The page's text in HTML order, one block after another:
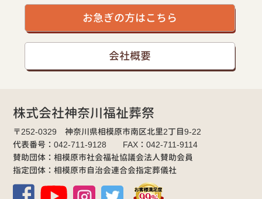
お急ぎの方はこちら
会社概要
株式会社神奈川福祉葬祭
〒252-0329 神奈川県相模原市南区北里2丁目9-22
代表番号：042-711-9128 FAX：042-711-9114
賛助団体：相模原市社会福祉協議会法人賛助会員
指定団体：相模原市自治会連合会指定葬儀社